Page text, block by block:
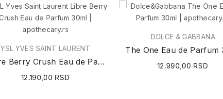
YSL YVES SAINT LAURENT
Libre Berry Crush Eau de Parfum 30ml
12.190,00 RSD
DOLCE & GABBANA
The One Eau de Parfum
12.990,00 RSD